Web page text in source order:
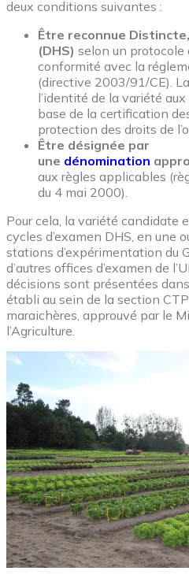
deux conditions suivantes :
Être reconnue
(DHS) selon un protocole
conformité avec la
(directive 2003/91/CE).
l’identité de la variété
base de la certification
protection des droits de
Être désignée par
une dénomination
aux règles applicables
du 4 mai 2000).
Pour cela, la variété candidate
cycles d’examen DHS, en une
stations d’expérimentation du
d’autres offices d’examen de
décisions sont présentées
établi au sein de la section
maraichères, approuvé par le
l’Agriculture.